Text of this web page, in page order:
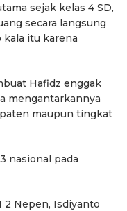
sejak kelas 4 SD,
secara langsung
kala itu karena
Hafidz enggak
mengantarkannya
maupun tingkat
nasional pada
2 Nepen, Isdiyanto